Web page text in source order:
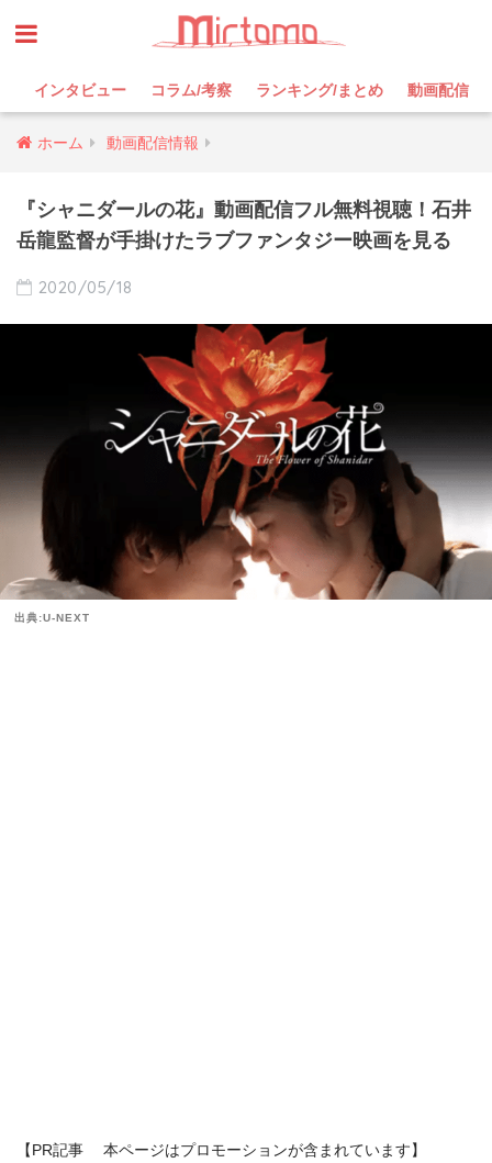
インタビュー コラム/考察 ランキング/まとめ 動画配信
ホーム 動画配信情報
『シャニダールの花』動画配信フル無料視聴！石井
岳龍監督が手掛けたラブファンタジー映画を見る
2020/05/18
出典:U-NEXT
【PR記事 本ページはプロモーションが含まれています】